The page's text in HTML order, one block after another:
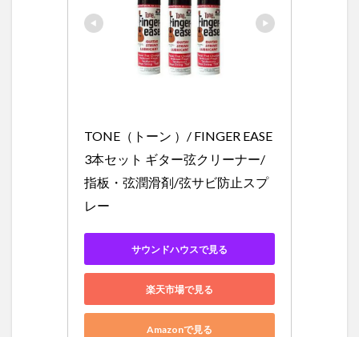
TONE（トーン ）/ FINGER EASE
3本セット ギター弦クリーナー/
指板・弦潤滑剤/弦サビ防止スプ
レー
サウンドハウスで見る
楽天市場で見る
Amazonで見る